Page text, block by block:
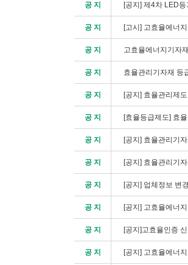
공 지 [공지] 제4차 LED
공 지 [고시] 고효율에너
공 지 고효율에너지기자
공 지 효율관리기자재 등
공 지 [공지] 효율관리제
공 지 [효율등급제도] 효
공 지 [공지] 효율관리기
공 지 [공지] 효율관리기
공 지 [공지] 업체정보 변
공 지 [공지] 고효율에너
공 지 [공지]고효율인증
공 지 [공지] 고효율에너